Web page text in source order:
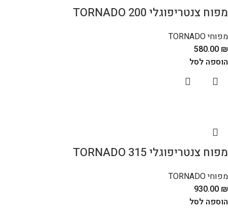
מפוח צנטריפוגלי TORNADO 200
מפוחי TORNADO
580.00 ₪
הוספה לסל
מפוח צנטריפוגלי TORNADO 315
מפוחי TORNADO
930.00 ₪
הוספה לסל